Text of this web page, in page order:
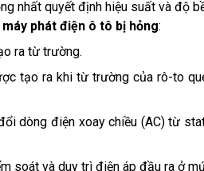
nhất quyết định hiệu suất và độ
máy phát điện ô tô bị hỏng:
ra từ trường.
tạo ra khi từ trường của rô-to
dòng điện xoay chiều (AC) từ
soát và duy trì điện áp đầu ra ở